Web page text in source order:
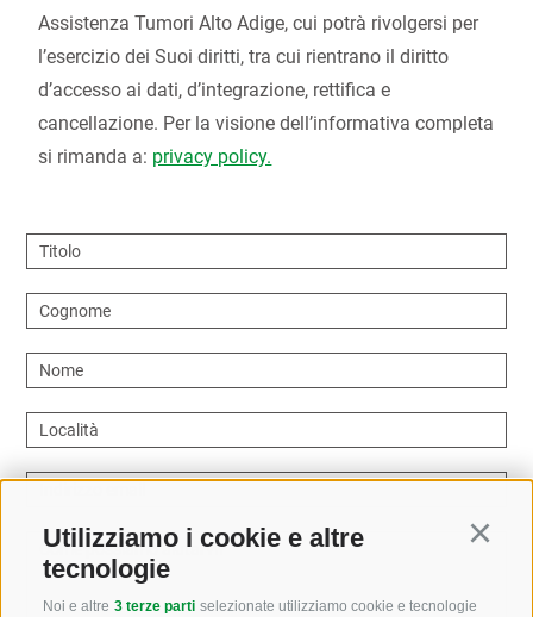
Utilizziamo i cookie e altre
tecnologie
Noi e altre 3 terze parti selezionate utilizziamo cookie e tecnologie
Assistenza Tumori Alto Adige, cui potrà rivolgersi per
l’esercizio dei Suoi diritti, tra cui rientrano il diritto
d’accesso ai dati, d’integrazione, rettifica e
cancellazione. Per la visione dell’informativa completa
si rimanda a: privacy policy.
Titolo
Cognome
Nome
Località
Come possiamo aiutarvi?